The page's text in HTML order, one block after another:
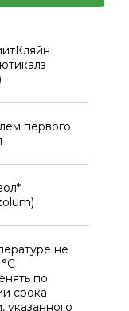
первого
не
по
срока
указанного